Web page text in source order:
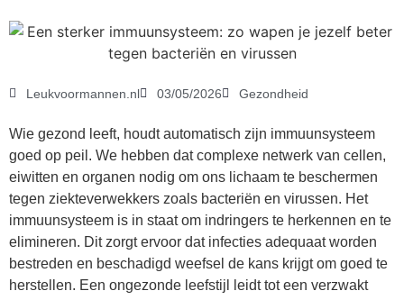
Leukvoormannen.nl 03/05/2026 Gezondheid
Wie gezond leeft, houdt automatisch zijn immuunsysteem
goed op peil. We hebben dat complexe netwerk van cellen,
eiwitten en organen nodig om ons lichaam te beschermen
tegen ziekteverwekkers zoals bacteriën en virussen. Het
immuunsysteem is in staat om indringers te herkennen en te
elimineren. Dit zorgt ervoor dat infecties adequaat worden
bestreden en beschadigd weefsel de kans krijgt om goed te
herstellen. Een ongezonde leefstijl leidt tot een verzwakt